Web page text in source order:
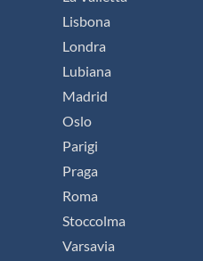
Lisbona
Londra
Lubiana
Madrid
Oslo
Parigi
Praga
Roma
Stoccolma
Varsavia